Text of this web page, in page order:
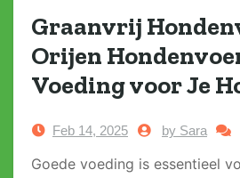
Graanvrij
Orijen
Voeding voor Je
Feb 14, 2025 by Sara
Goede voeding is essentieel